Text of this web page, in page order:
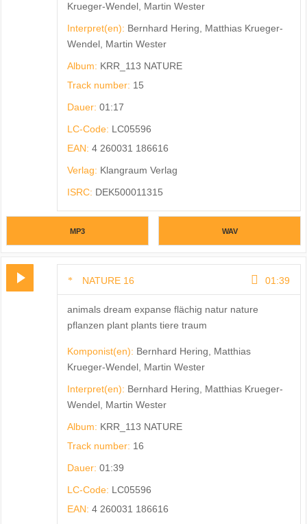
Krueger-Wendel, Martin Wester
Interpret(en): Bernhard Hering, Matthias Krueger-
Wendel, Martin Wester
Album: KRR_113 NATURE
Track number: 15
Dauer: 01:17
LC-Code: LC05596
EAN: 4 260031 186616
Verlag: Klangraum Verlag
ISRC: DEK500011315
MP3 WAV
NATURE 16 01:39
animals dream expanse flächig natur nature
pflanzen plant plants tiere traum
Komponist(en): Bernhard Hering, Matthias
Krueger-Wendel, Martin Wester
Interpret(en): Bernhard Hering, Matthias Krueger-
Wendel, Martin Wester
Album: KRR_113 NATURE
Track number: 16
Dauer: 01:39
LC-Code: LC05596
EAN: 4 260031 186616